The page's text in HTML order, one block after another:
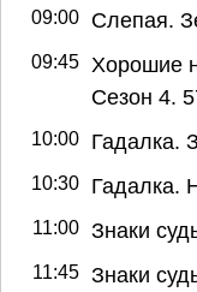
09:00 Слепая.
09:45
Хорошие
Сезон 4.
10:00 Гадалка.
10:30 Гадалка.
11:00 Знаки
11:45 Знаки